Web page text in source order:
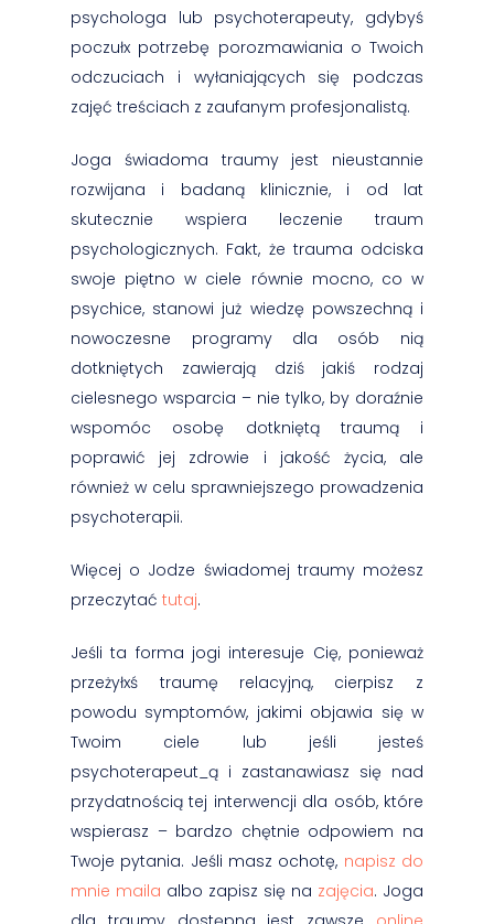
psychologa lub psychoterapeuty, gdybyś
poczułx potrzebę porozmawiania o Twoich
odczuciach i wyłaniających się podczas
zajęć treściach z zaufanym profesjonalistą.
Joga świadoma traumy jest nieustannie
rozwijana i badaną klinicznie, i od lat
skutecznie wspiera leczenie traum
psychologicznych. Fakt, że trauma odciska
swoje piętno w ciele równie mocno, co w
psychice, stanowi już wiedzę powszechną i
nowoczesne programy dla osób nią
dotkniętych zawierają dziś jakiś rodzaj
cielesnego wsparcia – nie tylko, by doraźnie
wspomóc osobę dotkniętą traumą i
poprawić jej zdrowie i jakość życia, ale
również w celu sprawniejszego prowadzenia
psychoterapii.
Więcej o Jodze świadomej traumy możesz
przeczytaćtutaj.
Jeśli ta forma jogi interesuje Cię, ponieważ
przeżyłxś traumę relacyjną, cierpisz z
powodu symptomów, jakimi objawia się w
Twoim ciele lub jeśli jesteś
psychoterapeut_ą i zastanawiasz się nad
przydatnością tej interwencji dla osób, które
wspierasz – bardzo chętnie odpowiem na
Twoje pytania. Jeśli masz ochotę, napisz do
mnie maila albo zapisz się na zajęcia. Joga